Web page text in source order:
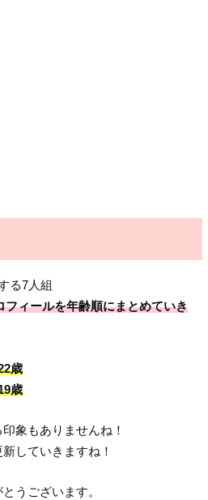
る7人組
フィールを年齢順にまとめていき
歳
歳
象もありませんね！
していきますね！
うございます。